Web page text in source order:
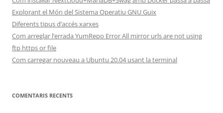
Explorant el Món del Sistema Operatiu GNU Guix
Diferents tipus d’accés xarxes
Com arreglar l’errada YumRepo Error All mirror urls are not using
ftp https or file
Com carregar nouveau a Ubuntu 20.04 usant la terminal
COMENTARIS RECENTS